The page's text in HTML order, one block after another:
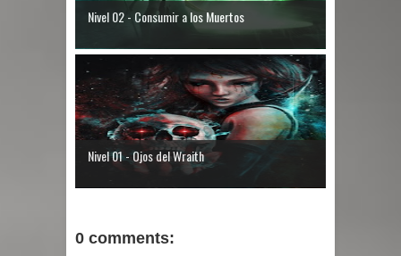
Nivel 02 - Consumir a los Muertos
Nivel 01 - Ojos del Wraith
0 comments: